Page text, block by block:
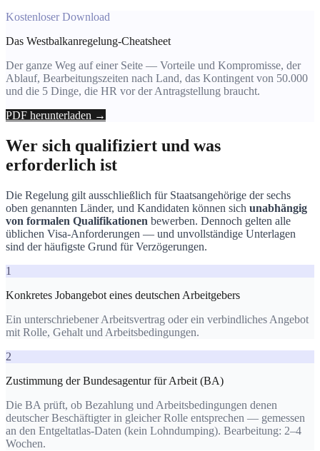
Kostenloser Download
Das Westbalkanregelung-Cheatsheet
Der ganze Weg auf einer Seite — Vorteile und Kompromisse, der
Ablauf, Bearbeitungszeiten nach Land, das Kontingent von 50.000
und die 5 Dinge, die HR vor der Antragstellung braucht.
PDF herunterladen →
Wer sich qualifiziert und was
erforderlich ist
Die Regelung gilt ausschließlich für Staatsangehörige der sechs
oben genannten Länder, und Kandidaten können sich unabhängig
von formalen Qualifikationen bewerben. Dennoch gelten alle
üblichen Visa-Anforderungen — und unvollständige Unterlagen
sind der häufigste Grund für Verzögerungen.
1
Konkretes Jobangebot eines deutschen Arbeitgebers
Ein unterschriebener Arbeitsvertrag oder ein verbindliches Angebot
mit Rolle, Gehalt und Arbeitsbedingungen.
2
Zustimmung der Bundesagentur für Arbeit (BA)
Die BA prüft, ob Bezahlung und Arbeitsbedingungen denen
deutscher Beschäftigter in gleicher Rolle entsprechen — gemessen
an den Entgeltatlas-Daten (kein Lohndumping). Bearbeitung: 2–4
Wochen.